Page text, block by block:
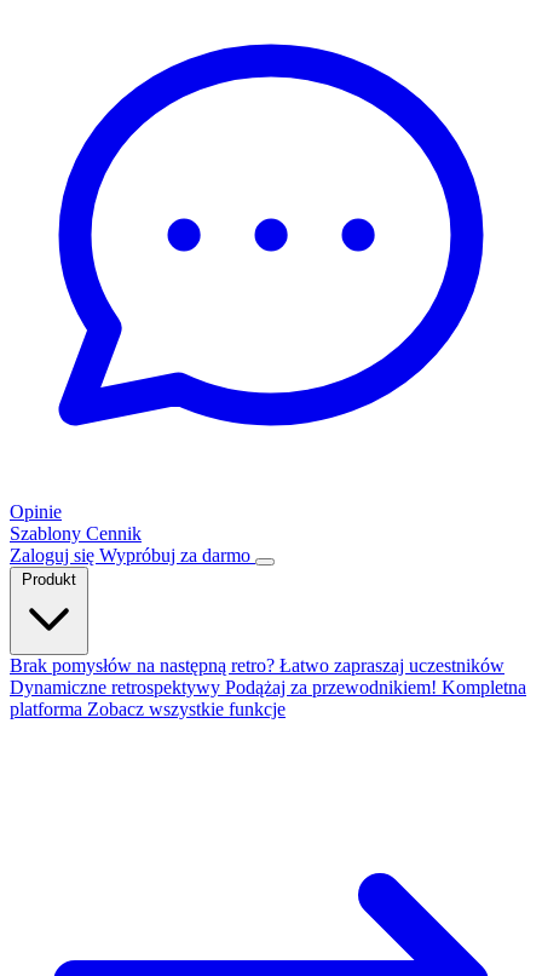
Opinie
Szablony Cennik
Zaloguj się Wypróbuj za darmo
Brak pomysłów na następną retro? Łatwo zapraszaj uczestników
Dynamiczne retrospektywy Podążaj za przewodnikiem! Kompletna
platforma Zobacz wszystkie funkcje